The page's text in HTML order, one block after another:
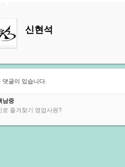
신현석
댓글이 있습니다.
남중
로 즐겨찾기 영업사원?